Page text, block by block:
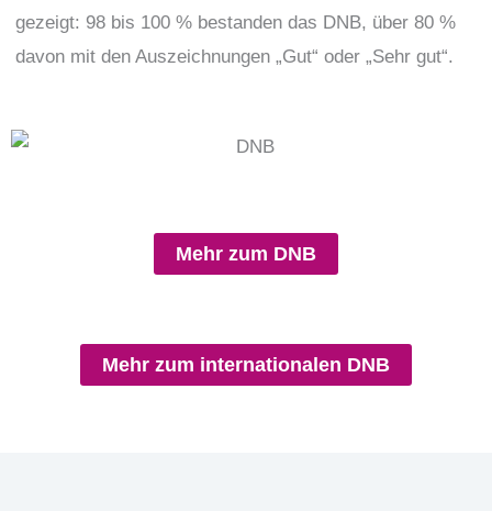
gezeigt: 98 bis 100 % bestanden das DNB, über 80 %
davon mit den Auszeichnungen „Gut“ oder „Sehr gut“.
Mehr zum DNB
Mehr zum internationalen DNB